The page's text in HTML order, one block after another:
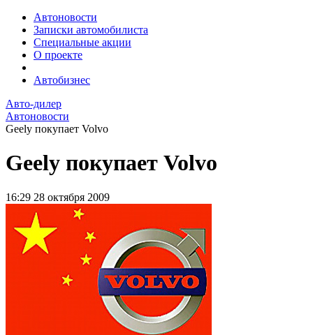
Автоновости
Записки автомобилиста
Специальные акции
О проекте
Автобизнес
Авто-дилер
Автоновости
Geely покупает Volvo
Geely покупает Volvo
16:29 28 октября 2009